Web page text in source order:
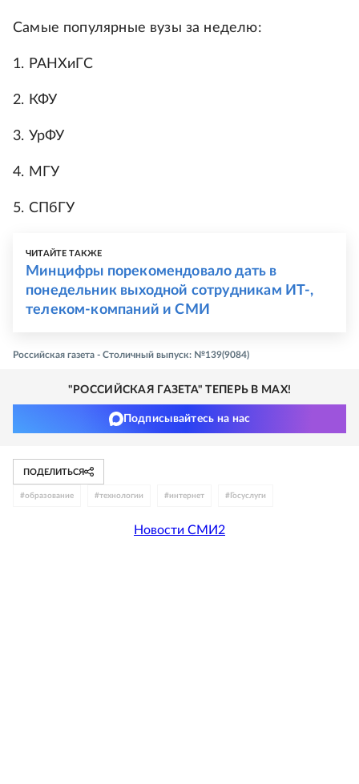
Самые популярные вузы за неделю:
1. РАНХиГС
2. КФУ
3. УрФУ
4. МГУ
5. СПбГУ
ЧИТАЙТЕ ТАКЖЕ
Минцифры порекомендовало дать в
понедельник выходной сотрудникам ИТ-,
телеком-компаний и СМИ
Российская газета - Столичный выпуск: №139(9084)
"РОССИЙСКАЯ ГАЗЕТА" ТЕПЕРЬ В MAX!
Подписывайтесь на нас
ПОДЕЛИТЬСЯ
#образование #технологии #интернет # Госуслуги
Новости СМИ2